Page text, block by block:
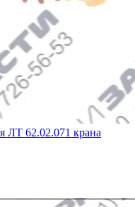
ЛТ 62.02.071 крана